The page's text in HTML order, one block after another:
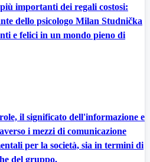
importanti dei regali costosi:
dello psicologo Milan Studnička
e felici in un mondo pieno di
il significato dell'informazione e
i mezzi di comunicazione
per la società, sia in termini di
del gruppo.